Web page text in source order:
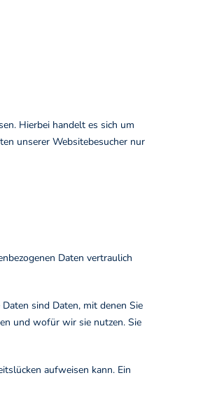
Hierbei handelt es sich um
unserer Websitebesucher nur
Daten vertraulich
sind Daten, mit denen Sie
und wofür wir sie nutzen. Sie
aufweisen kann. Ein